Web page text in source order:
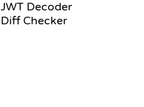
JWT Decoder
Diff Checker